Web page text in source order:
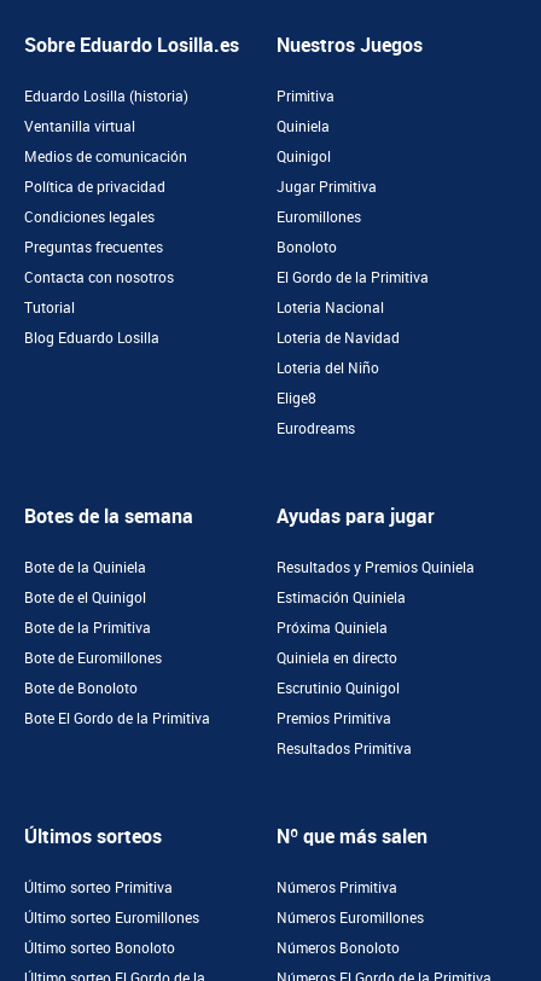
Sobre Eduardo Losilla.es
Eduardo Losilla (historia)
Ventanilla virtual
Medios de comunicación
Política de privacidad
Condiciones legales
Preguntas frecuentes
Contacta con nosotros
Tutorial
Blog Eduardo Losilla
Nuestros Juegos
Primitiva
Quiniela
Quinigol
Jugar Primitiva
Euromillones
Bonoloto
El Gordo de la Primitiva
Loteria Nacional
Loteria de Navidad
Loteria del Niño
Elige8
Eurodreams
Botes de la semana
Bote de la Quiniela
Bote de el Quinigol
Bote de la Primitiva
Bote de Euromillones
Bote de Bonoloto
Bote El Gordo de la Primitiva
Ayudas para jugar
Resultados y Premios Quiniela
Estimación Quiniela
Próxima Quiniela
Quiniela en directo
Escrutinio Quinigol
Premios Primitiva
Resultados Primitiva
Últimos sorteos
Último sorteo Primitiva
Último sorteo Euromillones
Último sorteo Bonoloto
Nº que más salen
Números Primitiva
Números Euromillones
Números Bonoloto